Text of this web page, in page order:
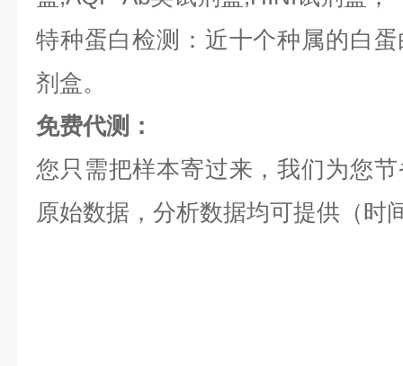
特种蛋白检测：近十个种属的白
剂盒。
免费代测：
您只需把样本寄过来，我们为您
原始数据，分析数据均可提供（时